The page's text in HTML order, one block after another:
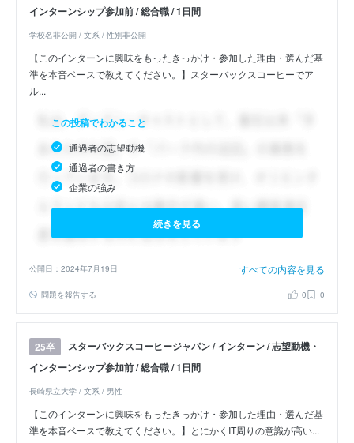
インターンシップ参加前 / 総合職 / 1日間
学校名非公開 / 文系 / 性別非公開
【このインターンに興味をもったきっかけ・参加した理由・選んだ基
準を本音ベースで教えてください。】スターバックスコーヒーでア
ル...
この投稿でわかること
通過者の志望動機
通過者の書き方
企業の強み
続きを見る
公開日：2024年7月19日 すべての内容を見る
問題を報告する 0 0
25卒
スターバックスコーヒージャパン / インターン / 志望動機・
インターンシップ参加前 / 総合職 / 1日間
長崎県立大学 / 文系 / 男性
【このインターンに興味をもったきっかけ・参加した理由・選んだ基
準を本音ベースで教えてください。】とにかくIT周りの意識が高い...